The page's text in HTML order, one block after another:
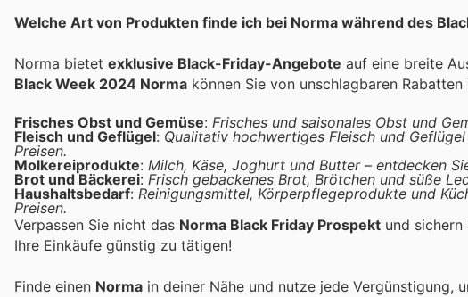
Welche Art von Produkten finde ich bei Norma während des
Norma bietet exklusive Black-Friday-Angebote auf eine breite
Black Week 2024 Norma können Sie von unschlagbaren
Frisches Obst und Gemüse: Frisches und saisonales Obst und
Fleisch und Geflügel: Qualitativ hochwertiges Fleisch und
Preisen.
Molkereiprodukte: Milch, Käse, Joghurt und Butter – entdecken
Brot und Bäckerei: Frisch gebackenes Brot, Brötchen und süße
Haushaltsbedarf: Reinigungsmittel, Körperpflegeprodukte und
Preisen.
Verpassen Sie nicht das Norma Black Friday Prospekt und
Ihre Einkäufe günstig zu tätigen!
Finde einen Norma in deiner Nähe und nutze jede Vergünstigung,